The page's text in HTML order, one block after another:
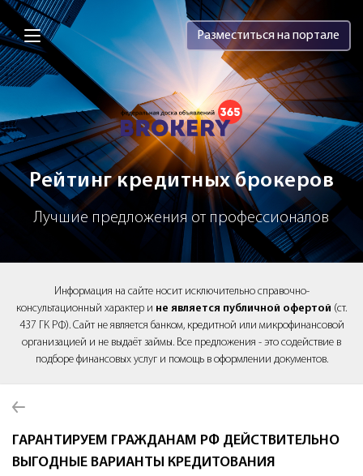
Brokery365 - Рейтинг кредитных
Разместиться на портале
Рейтинг кредитных брокеров
Лучшие предложения от профессионалов
Информация на сайте носит исключительно справочно-
консультационный характер и не является публичной офертой (ст.
437 ГК РФ). Сайт не является банком, кредитной или микрофинансовой
организацией и не выдаёт займы. Все предложения - это содействие в
подборе финансовых услуг и помощь в оформлении документов.
ГАРАНТИРУЕМ ГРАЖДАНАМ РФ ДЕЙСТВИТЕЛЬНО
ВЫГОДНЫЕ ВАРИАНТЫ КРЕДИТОВАНИЯ